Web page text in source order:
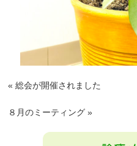
«総会が開催されました
８月のミーティング »